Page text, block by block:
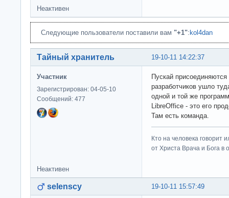
Неактивен
Следующие пользователи поставили вам "+1":kol4dan
19-10-11 14:22:37
Тайный хранитель
Участник
Зарегистрирован: 04-05-10
Сообщений: 477
Пускай
разработчиков ушло
одной и той же
LibreOffice - это его
Там есть команда.
Кто на человека говорит
от Христа Врача и Бога в
Неактивен
19-10-11 15:57:49
selenscy